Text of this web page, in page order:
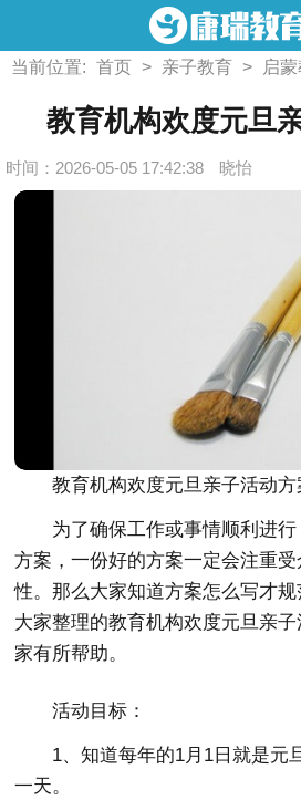
当前位置: 首页 > 亲子教育 > 启
教育机构欢度元旦
时间：2026-05-05 17:42:38 晓怡
教育机构欢度元旦亲子活动方
为了确保工作或事情顺利进
方案，一份好的方案一定会注重
性。那么大家知道方案怎么写才
大家整理的教育机构欢度元旦亲
家有所帮助。
活动目标：
1、知道每年的1月1日就是元
一天。